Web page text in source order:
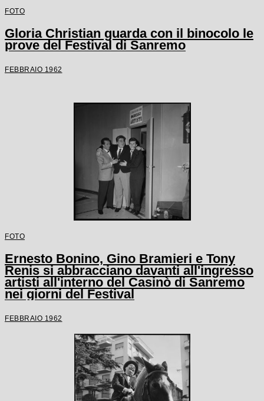
FOTO
Gloria Christian guarda con il binocolo le
prove del Festival di Sanremo
FEBBRAIO 1962
FOTO
Ernesto Bonino, Gino Bramieri e Tony
Renis si abbracciano davanti all'ingresso
artisti all'interno del Casinò di Sanremo
nei giorni del Festival
FEBBRAIO 1962